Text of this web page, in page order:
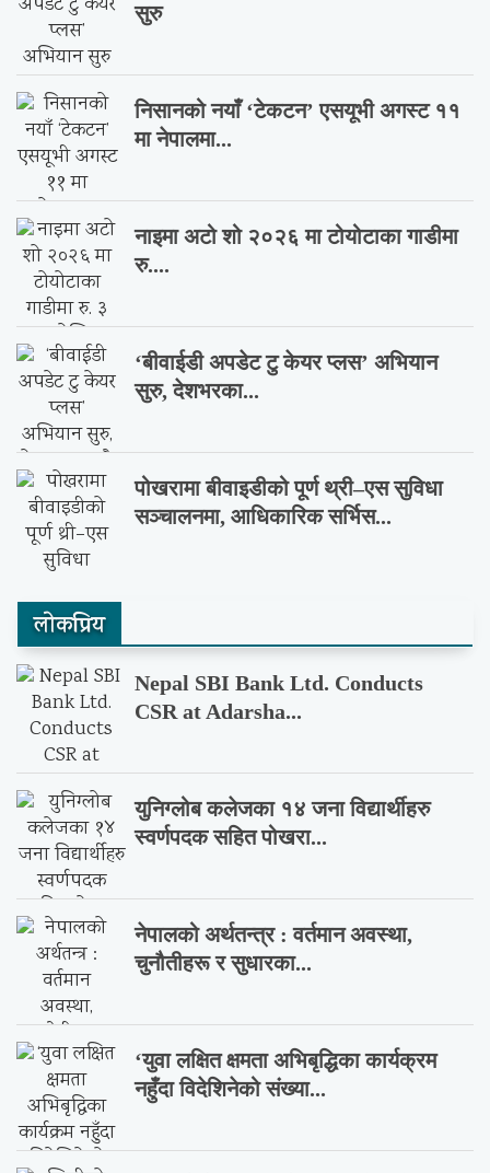
सुरु
निसानको नयाँ ‘टेकटन’ एसयूभी अगस्ट ११
मा नेपालमा...
नाइमा अटो शो २०२६ मा टोयोटाका गाडीमा
रु....
‘बीवाईडी अपडेट टु केयर प्लस’ अभियान
सुरु, देशभरका...
पोखरामा बीवाइडीको पूर्ण थ्री–एस सुविधा
सञ्चालनमा, आधिकारिक सर्भिस...
लाेकप्रिय
Nepal SBI Bank Ltd. Conducts
CSR at Adarsha...
युनिग्लोब कलेजका १४ जना विद्यार्थीहरु
स्वर्णपदक सहित पोखरा...
नेपालको अर्थतन्त्र : वर्तमान अवस्था,
चुनौतीहरू र सुधारका...
‘युवा लक्षित क्षमता अभिबृद्धिका कार्यक्रम
नहुँदा विदेशिनेको संख्या...